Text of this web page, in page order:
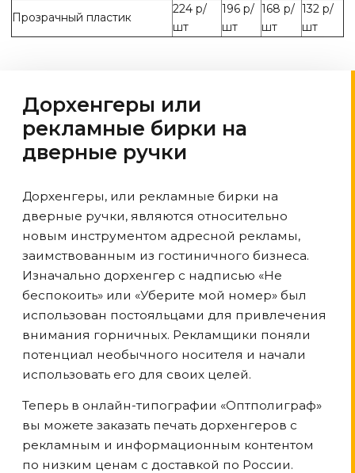
Прозрачный пластик
224 р/
шт
196 р/
шт
168 р/
шт
132 р/
шт
Дорхенгеры или
рекламные бирки на
дверные ручки
Дорхенгеры, или рекламные бирки на
дверные ручки, являются относительно
новым инструментом адресной рекламы,
заимствованным из гостиничного бизнеса.
Изначально дорхенгер с надписью «Не
беспокоить» или «Уберите мой номер» был
использован постояльцами для привлечения
внимания горничных. Рекламщики поняли
потенциал необычного носителя и начали
использовать его для своих целей.
Теперь в онлайн-типографии «Оптполиграф»
вы можете заказать печать дорхенгеров с
рекламным и информационным контентом
по низким ценам с доставкой по России.